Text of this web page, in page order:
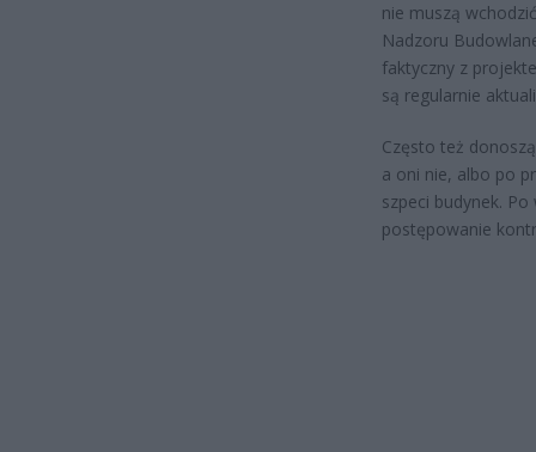
nie muszą
Nadzoru
faktyczny z
są regularnie
Często też
a oni nie, albo po
szpeci budynek.
postępowanie